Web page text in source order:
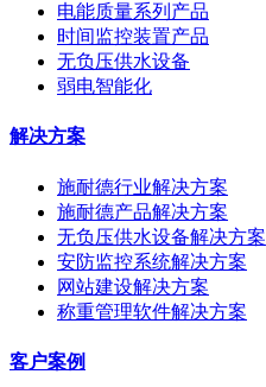
电能质量系列产品
时间监控装置产品
无负压供水设备
弱电智能化
解决方案
施耐德行业解决方案
施耐德产品解决方案
无负压供水设备解决方案
安防监控系统解决方案
网站建设解决方案
称重管理软件解决方案
客户案例